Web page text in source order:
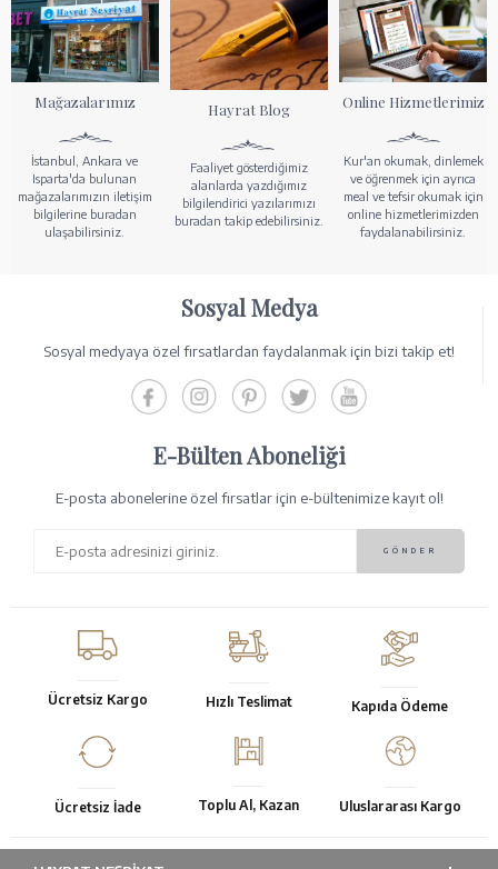
Mağazalarımız
İstanbul, Ankara ve
Isparta'da bulunan
mağazalarımızın iletişim
bilgilerine buradan
ulaşabilirsiniz.
Hayrat Blog
Faaliyet gösterdiğimiz
alanlarda yazdığımız
bilgilendirici yazılarımızı
buradan takip edebilirsiniz.
Online Hizmetlerimiz
Kur'an okumak, dinlemek
ve öğrenmek için ayrıca
meal ve tefsir okumak için
online hizmetlerimizden
faydalanabilirsiniz.
Sosyal Medya
Sosyal medyaya özel fırsatlardan faydalanmak için bizi takip et!
E-Bülten Aboneliği
E-posta abonelerine özel fırsatlar için e-bültenimize kayıt ol!
Ücretsiz Kargo Hızlı Teslimat Kapıda Ödeme
Ücretsiz İade Toplu Al, Kazan Uluslararası Kargo